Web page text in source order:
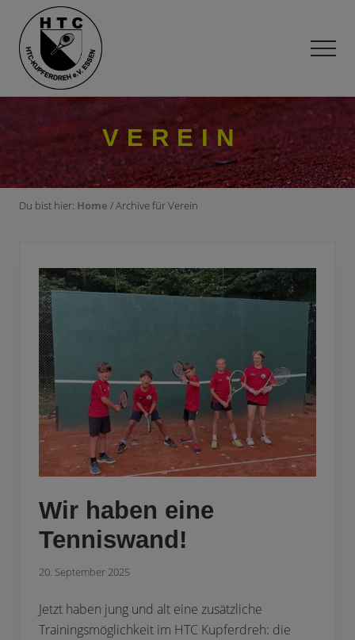
Menu
main
content
Fußzeile
springen
Tennisverein
Süden
von
Essen
VEREIN
Du bist hier: Home / Archive für Verein
Wir haben eine
Tenniswand!
20. September 2025
Jetzt haben jung und alt eine zusätzliche
Trainingsmöglichkeit im HTC Kupferdreh: die